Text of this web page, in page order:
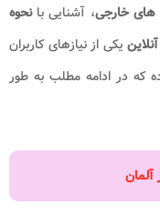
های خارجی، آشنایی با نحوه
آنلاین یکی از نیازهای کاربران
که در ادامه مطلب به طور
آلمان